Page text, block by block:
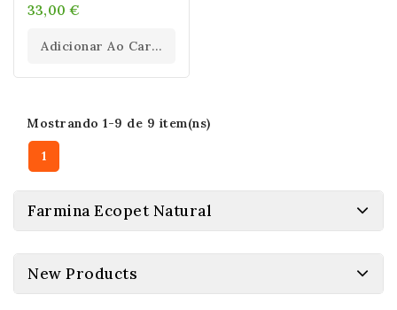
33,00 €
Adicionar Ao Carrinho
Mostrando 1-9 de 9 item(ns)
1
Farmina Ecopet Natural
New Products